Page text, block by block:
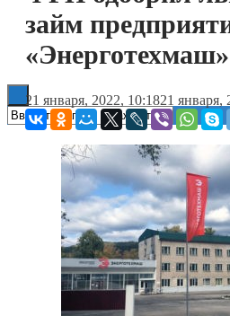
Книги
займ
«Энерготехмаш»
21 января, 2022, 10:1821 января,